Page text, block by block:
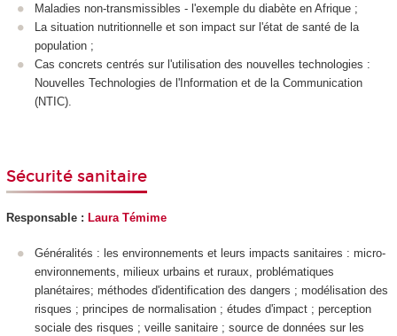
Maladies non-transmissibles - l'exemple du diabète en Afrique ;
La situation nutritionnelle et son impact sur l'état de santé de la
population ;
Cas concrets centrés sur l'utilisation des nouvelles technologies :
Nouvelles Technologies de l'Information et de la Communication
(NTIC).
Sécurité sanitaire
Responsable : Laura Témime
Généralités : les environnements et leurs impacts sanitaires : micro-
environnements, milieux urbains et ruraux, problématiques
planétaires; méthodes d'identification des dangers ; modélisation des
risques ; principes de normalisation ; études d'impact ; perception
sociale des risques ; veille sanitaire ; source de données sur les